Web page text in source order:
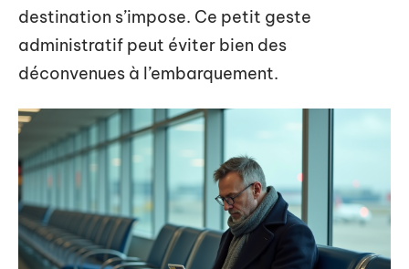
destination s’impose. Ce petit geste
administratif peut éviter bien des
déconvenues à l’embarquement.